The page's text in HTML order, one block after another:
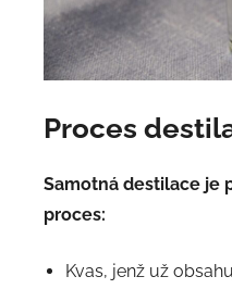
Proces d
Samotná destilace je
proces:
Kvas, jenž už